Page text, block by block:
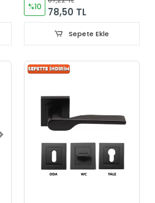
%10 78,50 TL
Sepete Ekle